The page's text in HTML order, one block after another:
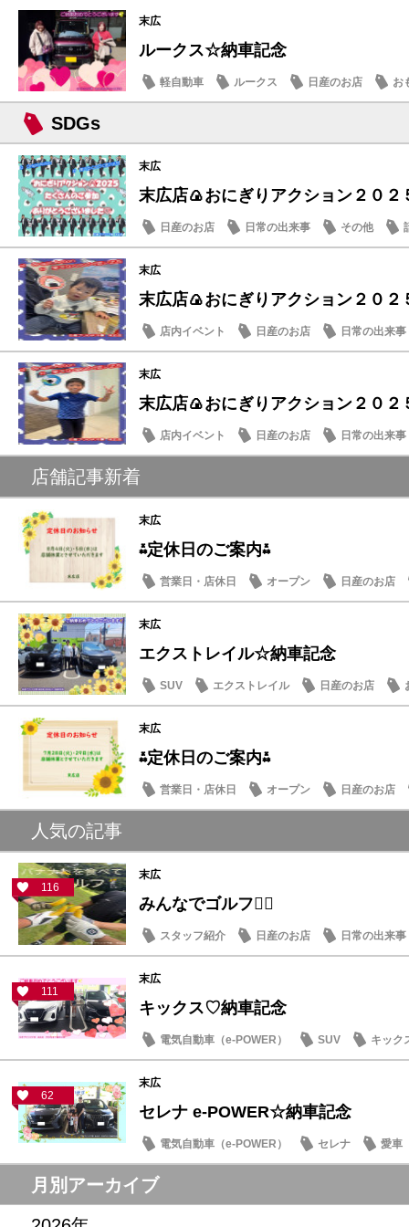
末広
ルークス☆納車記念
軽自動車 ルークス 日産のお店 お
SDGs
末広
末広店🍙おにぎりアクション２０２
日産のお店 日常の出来事 その他
末広
末広店🍙おにぎりアクション２０２
店内イベント 日産のお店 日常の出来事
末広
末広店🍙おにぎりアクション２０２
店内イベント 日産のお店 日常の出来事
店舗記事新着
末広
⁂定休日のご案内⁂
営業日・店休日 オープン 日産のお店
末広
エクストレイル☆納車記念
SUV エクストレイル 日産のお店
末広
⁂定休日のご案内⁂
営業日・店休日 オープン 日産のお店
人気の記事
116
末広
みんなでゴルフ🏌️‍♂️
スタッフ紹介 日産のお店 日常の出来事
111
末広
キックス♡納車記念
電気自動車（e-POWER） SUV キック
62
末広
セレナ e-POWER☆納車記念
電気自動車（e-POWER） セレナ 愛車
月別アーカイブ